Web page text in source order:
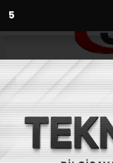
3
Anasayfa Asayiş
çocuk